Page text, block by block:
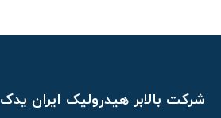
شرکت بالابر هیدرولیک ایران یدک